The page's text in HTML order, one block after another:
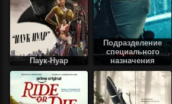
Паук-Нуар
Подразделение
специального
назначения